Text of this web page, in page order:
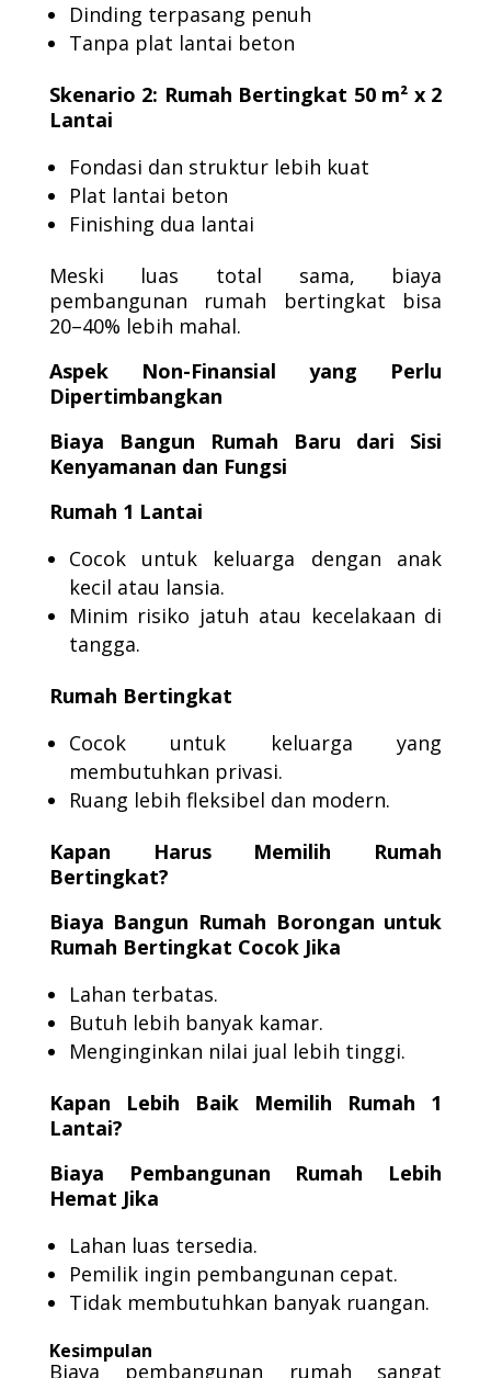
Dinding terpasang penuh
Tanpa plat lantai beton
Skenario 2: Rumah Bertingkat 50 m² x 2
Lantai
Fondasi dan struktur lebih kuat
Plat lantai beton
Finishing dua lantai
Meski luas total sama, biaya
pembangunan rumah bertingkat bisa
20–40% lebih mahal.
Aspek Non-Finansial yang Perlu
Dipertimbangkan
Biaya Bangun Rumah Baru dari Sisi
Kenyamanan dan Fungsi
Rumah 1 Lantai
Cocok untuk keluarga dengan anak
kecil atau lansia.
Minim risiko jatuh atau kecelakaan di
tangga.
Rumah Bertingkat
Cocok untuk keluarga yang
membutuhkan privasi.
Ruang lebih fleksibel dan modern.
Kapan Harus Memilih Rumah
Bertingkat?
Biaya Bangun Rumah Borongan untuk
Rumah Bertingkat Cocok Jika
Lahan terbatas.
Butuh lebih banyak kamar.
Menginginkan nilai jual lebih tinggi.
Kapan Lebih Baik Memilih Rumah 1
Lantai?
Biaya Pembangunan Rumah Lebih
Hemat Jika
Lahan luas tersedia.
Pemilik ingin pembangunan cepat.
Tidak membutuhkan banyak ruangan.
Kesimpulan
Biaya pembangunan rumah sangat